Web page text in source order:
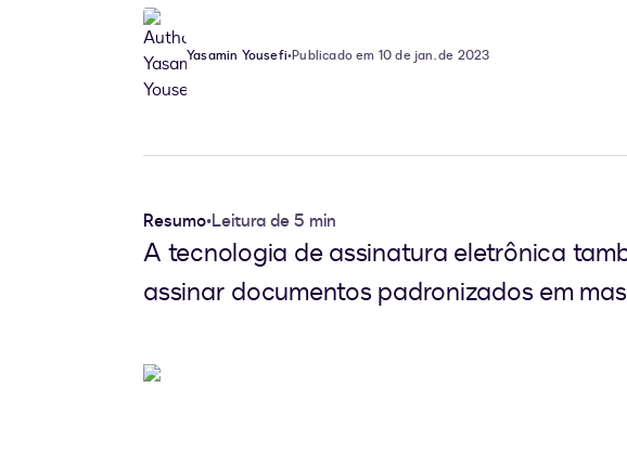
Yasamin Yousefi•Publicado em 10 de jan. de 2023
Resumo•Leitura de 5 min
A tecnologia de assinatura eletrônica
assinar documentos padronizados em